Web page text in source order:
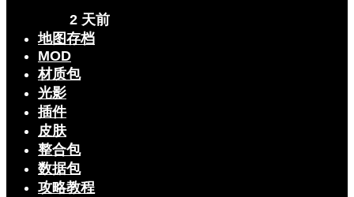
2 天前
地图存档
MOD
材质包
光影
插件
皮肤
整合包
数据包
攻略教程